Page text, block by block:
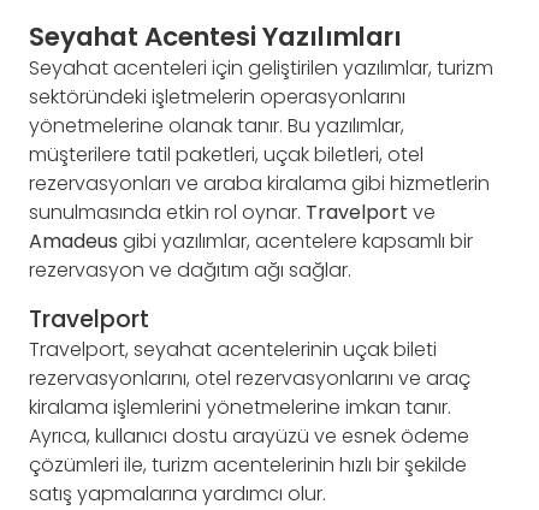
Seyahat Acentesi Yazılımları
Seyahat acenteleri için geliştirilen yazılımlar, turizm
sektöründeki işletmelerin operasyonlarını
yönetmelerine olanak tanır. Bu yazılımlar,
müşterilere tatil paketleri, uçak biletleri, otel
rezervasyonları ve araba kiralama gibi hizmetlerin
sunulmasında etkin rol oynar. Travelport ve
Amadeus gibi yazılımlar, acentelere kapsamlı bir
rezervasyon ve dağıtım ağı sağlar.
Travelport
Travelport, seyahat acentelerinin uçak bileti
rezervasyonlarını, otel rezervasyonlarını ve araç
kiralama işlemlerini yönetmelerine imkan tanır.
Ayrıca, kullanıcı dostu arayüzü ve esnek ödeme
çözümleri ile, turizm acentelerinin hızlı bir şekilde
satış yapmalarına yardımcı olur.